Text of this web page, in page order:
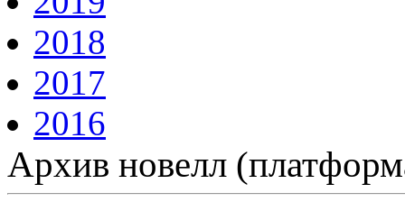
2018
2017
2016
Архив новелл